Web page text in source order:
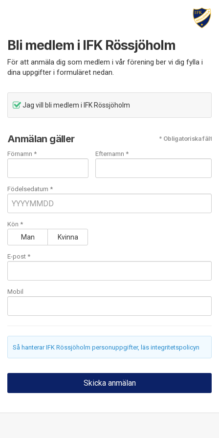
Bli medlem i IFK Rössjöholm
För att anmäla dig som medlem i vår förening ber vi dig fylla i
dina uppgifter i formuläret nedan.
Jag vill bli medlem i IFK Rössjöholm
Anmälan gäller * Obligatoriska fält
Förnamn * Efternamn *
Födelsedatum *
Kön *
Man Kvinna
E-post *
Mobil
Så hanterar IFK Rössjöholm personuppgifter, läs integritetspolicyn